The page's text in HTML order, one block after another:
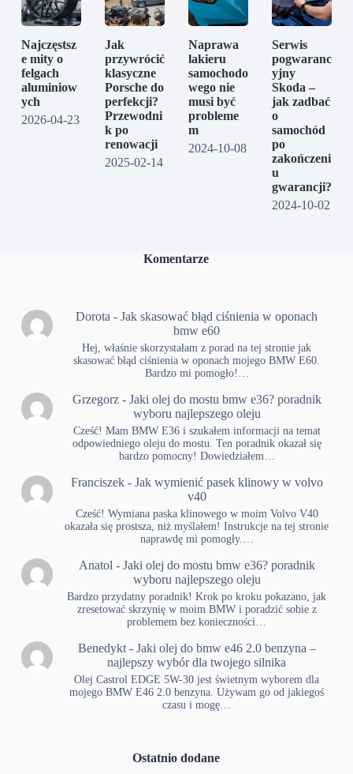
Najczęstsz
e mity o
felgach
aluminiow
ych
2026-04-23
Jak
przywrócić
klasyczne
Porsche do
perfekcji?
Przewodni
k po
renowacji
2025-02-14
Naprawa
lakieru
samochodo
wego nie
musi być
probleme
m
2024-10-08
Serwis
pogwaranc
yjny
Skoda –
jak zadbać
o
samochód
po
zakończeni
u
gwarancji?
2024-10-02
Komentarze
Dorota -Jak skasować błąd ciśnienia w oponach
bmw e60
Hej, właśnie skorzystałam z porad na tej stronie jak
skasować błąd ciśnienia w oponach mojego BMW E60.
Bardzo mi pomogło!…
Grzegorz- Jaki olej do mostu bmw e36? poradnik
wyboru najlepszego oleju
Cześć! Mam BMW E36 i szukałem informacji na temat
odpowiedniego oleju do mostu. Ten poradnik okazał się
bardzo pomocny! Dowiedziałem…
Franciszek- Jak wymienić pasek klinowy w volvo
v40
Cześć! Wymiana paska klinowego w moim Volvo V40
okazała się prostsza, niż myślałem! Instrukcje na tej stronie
naprawdę mi pomogły.…
Anatol - Jaki olej do mostu bmw e36? poradnik
wyboru najlepszego oleju
Bardzo przydatny poradnik! Krok po kroku pokazano, jak
zresetować skrzynię w moim BMW i poradzić sobie z
problemem bez konieczności…
Benedykt- Jaki olej do bmw e46 2.0 benzyna –
najlepszy wybór dla twojego silnika
Olej Castrol EDGE 5W-30 jest świetnym wyborem dla
mojego BMW E46 2.0 benzyna. Używam go od jakiegoś
czasu i mogę…
Ostatnio dodane